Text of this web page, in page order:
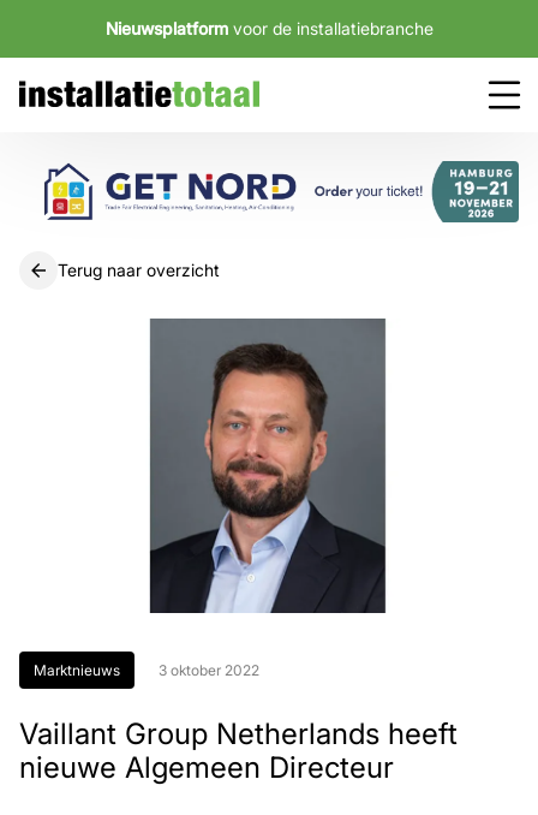
Nieuwsplatform voor de installatiebranche
Terug naar overzicht
Marktnieuws 3 oktober 2022
Vaillant Group Netherlands heeft
nieuwe Algemeen Directeur